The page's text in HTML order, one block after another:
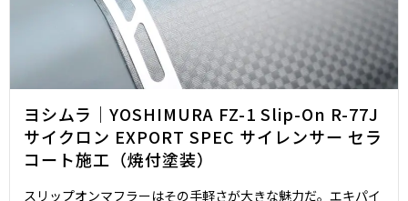
ヨシムラ｜YOSHIMURA FZ-1 Slip-On R-77J
サイクロン EXPORT SPEC サイレンサー セラ
コート施工（焼付塗装）
スリップオンマフラーはその手軽さが大きな魅力だ。エキパイ